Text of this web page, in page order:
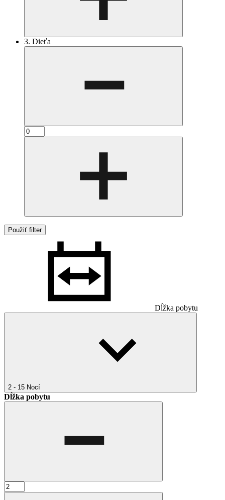
3. Dieťa
Použiť filter
Dĺžka pobytu
2 - 15 Nocí
Dĺžka pobytu